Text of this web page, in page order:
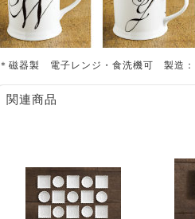
＊磁器製 電子レンジ・食洗機可 製造
関連商品